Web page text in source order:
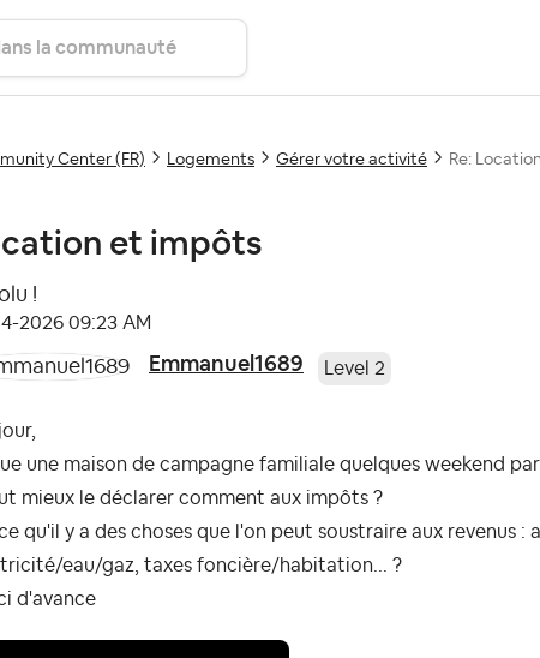
Center (FR) Logements Gérer votre activité Re:
et impôts
!
2026 09:23 AM
Emmanuel1689 Level 2
une maison de campagne familiale quelques weekend
mieux le déclarer comment aux impôts ?
qu'il y a des choses que l'on peut soustraire aux revenus :
eau/gaz, taxes foncière/habitation... ?
d'avance